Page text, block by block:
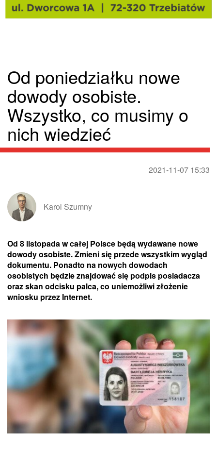
Od poniedziałku nowe
dowody osobiste.
Wszystko, co musimy o
nich wiedzieć
2021-11-07 15:33
Karol Szumny
Od 8 listopada w całej Polsce będą wydawane nowe
dowody osobiste. Zmieni się przede wszystkim wygląd
dokumentu. Ponadto na nowych dowodach
osobistych będzie znajdować się podpis posiadacza
oraz skan odcisku palca, co uniemożliwi złożenie
wniosku przez Internet.